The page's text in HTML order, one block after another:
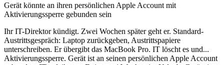
Gerät könnte an ihren persönlichen Apple Account mit
Aktivierungssperre gebunden sein
Ihr IT-Direktor kündigt. Zwei Wochen später geht er. Standard-
Austrittsgespräch: Laptop zurückgeben, Austrittspapiere
unterschreiben. Er übergibt das MacBook Pro. IT löscht es und...
Aktivierungssperre. Gerät ist an seinen persönlichen Apple Account